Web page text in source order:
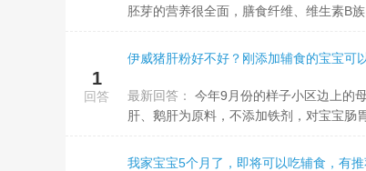
胚芽的营养很全面，膳食纤维、维生素B
1
回答
伊威猪肝粉好不好？刚添加辅食的宝宝可
最新回答：
肝、鹅肝为原料，不添加铁剂，对宝宝肠
我家宝宝5个月了，即将可以吃辅食，有